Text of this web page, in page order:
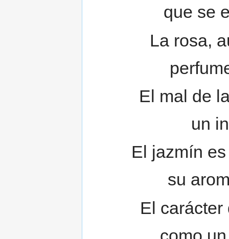
que se
La rosa,
El mal de
un
El jazmín
su
El